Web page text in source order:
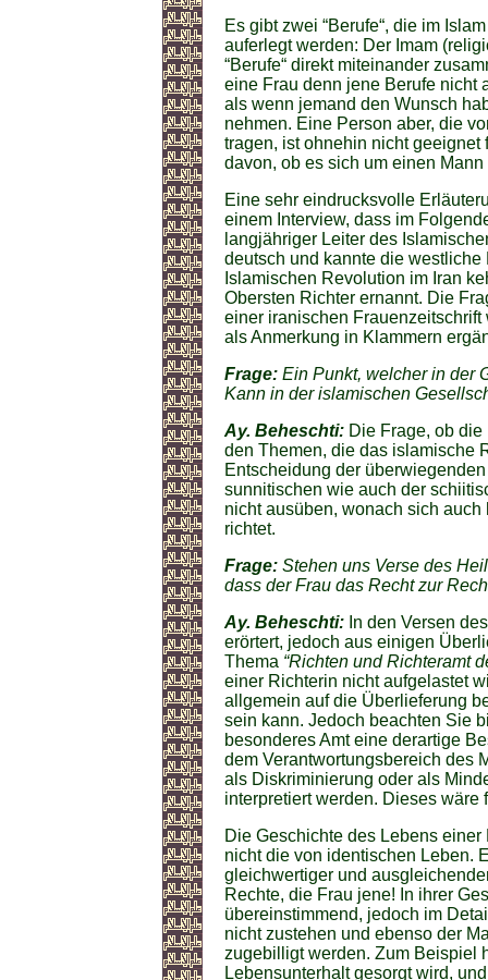
Es gibt zwei “Berufe“, die im
auferlegt werden: Der Imam
“Berufe“ direkt miteinander
eine Frau denn jene Berufe nicht
als wenn jemand den Wunsch
nehmen. Eine Person aber, die
tragen, ist ohnehin nicht
davon, ob es sich um einen
Eine sehr eindrucksvolle
einem Interview, dass im
langjähriger Leiter des
deutsch und kannte die
Islamischen Revolution im Iran
Obersten Richter ernannt. Die
einer iranischen
als Anmerkung in Klammern
Frage: Ein Punkt, welcher in der
Kann in der islamischen
Ay. Beheschti: Die Frage, ob
den Themen, die das islamische
Entscheidung der
sunnitischen wie auch der
nicht ausüben, wonach sich
richtet.
Frage: Stehen uns Verse des
dass der Frau das Recht zur
Ay. Beheschti: In den Versen
erörtert, jedoch aus einigen
Thema “Richten und Richteramt
einer Richterin nicht aufgelastet
allgemein auf die Überlieferung
sein kann. Jedoch beachten Sie
besonderes Amt eine derartige
dem Verantwortungsbereich des
als Diskriminierung oder als
interpretiert werden. Dieses wäre
Die Geschichte des Lebens
nicht die von identischen Leben.
gleichwertiger und
Rechte, die Frau jene! In ihrer
übereinstimmend, jedoch im
nicht zustehen und ebenso der
zugebilligt werden. Zum Beispiel
Lebensunterhalt gesorgt wird,